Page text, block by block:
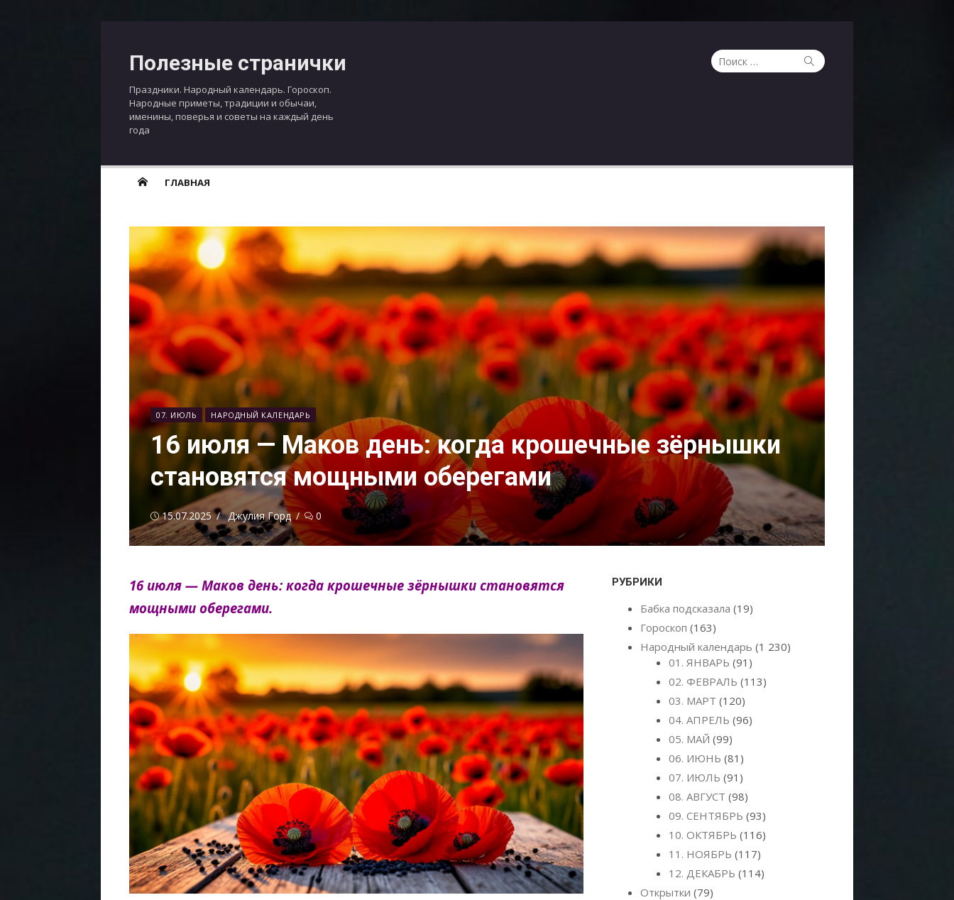
Полезные странички
Праздники. Народный календарь. Гороскоп.
Народные приметы, традиции и обычаи,
именины, поверья и советы на каждый день
года
Поиск
по:
Поиск
ГЛАВНАЯ
07. ИЮЛЬ НАРОДНЫЙ КАЛЕНДАРЬ
16 июля — Маков день: когда крошечные зёрнышки
становятся мощными оберегами
Опубликовано
15.07.2025 Автор
Джулия Горд 0
16 июля — Маков день: когда крошечные зёрнышки становятся
мощными оберегами.
РУБРИКИ
Бабка подсказала (19)
Гороскоп (163)
Народный календарь (1 230)
01. ЯНВАРЬ (91)
02. ФЕВРАЛЬ (113)
03. МАРТ (120)
04. АПРЕЛЬ (96)
05. МАЙ (99)
06. ИЮНЬ (81)
07. ИЮЛЬ (91)
08. АВГУСТ (98)
09. СЕНТЯБРЬ (93)
10. ОКТЯБРЬ (116)
11. НОЯБРЬ (117)
12. ДЕКАБРЬ (114)
Открытки (79)